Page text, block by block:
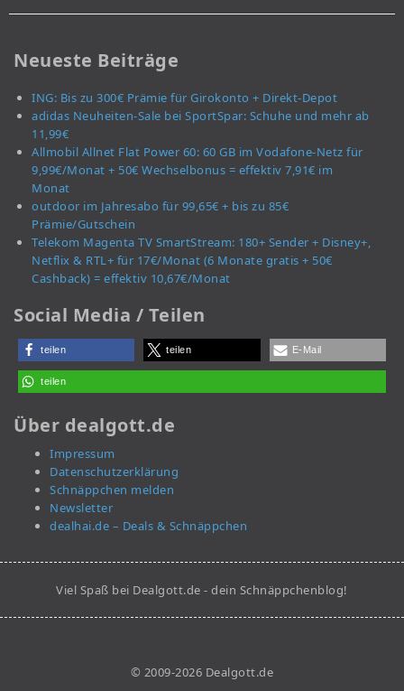
Neueste Beiträge
ING: Bis zu 300€ Prämie für Girokonto + Direkt-Depot
adidas Neuheiten-Sale bei SportSpar: Schuhe und mehr ab
11,99€
Allmobil Allnet Flat Power 60: 60 GB im Vodafone-Netz für
9,99€/Monat + 50€ Wechselbonus = effektiv 7,91€ im
Monat
outdoor im Jahresabo für 99,65€ + bis zu 85€
Prämie/Gutschein
Telekom Magenta TV SmartStream: 180+ Sender + Disney+,
Netflix & RTL+ für 17€/Monat (6 Monate gratis + 50€
Cashback) = effektiv 10,67€/Monat
Social Media / Teilen
teilen teilen E-Mail
teilen
Über dealgott.de
Impressum
Datenschutzerklärung
Schnäppchen melden
Newsletter
dealhai.de – Deals & Schnäppchen
Viel Spaß bei Dealgott.de - dein Schnäppchenblog!
© 2009-2026 Dealgott.de